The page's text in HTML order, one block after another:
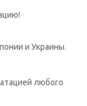
и Украины.
любого